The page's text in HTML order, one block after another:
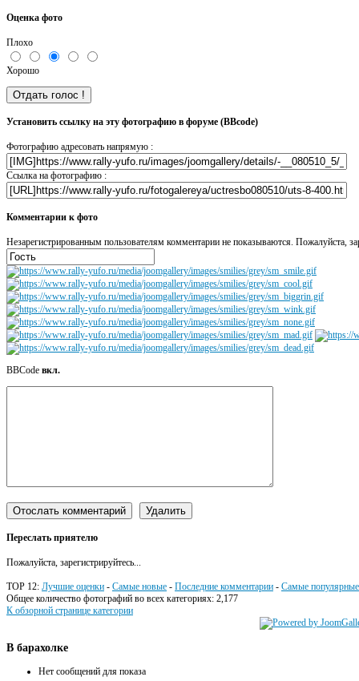
Оценка фото
Плохо
Хорошо
Установить ссылку на эту фотографию в форуме (BBcode)
Фотографию адресовать напрямую :
Ссылка на фотографию :
Комментарии к фото
Незарегистрированным пользователям комментарии не показываются. Пожалуйста,
BBCode вкл.
Переслать приятелю
Пожалуйста, зарегистрируйтесь...
TOP 12: Лучшие оценки - Самые новые - Последние комментарии - Самые популярные
Общее количество фотографий во всех категориях: 2,177
К обзорной странице категории
В барахолке
Нет сообщений для показа